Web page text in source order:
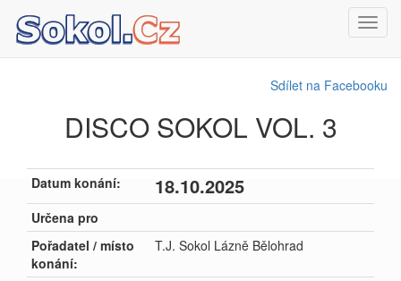
Sdílet na Facebooku
DISCO SOKOL VOL. 3
Datum konání: 18.10.2025
Určena pro
Pořadatel / místo
konání:
T.J. Sokol Lázně Bělohrad